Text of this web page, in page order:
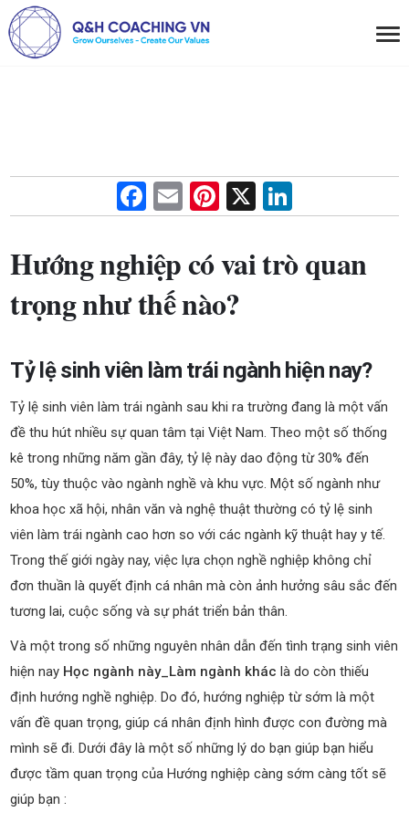
F
a
ce
b
o
k
E
m
ail
Pi
nt
er
es
t
X
n
ke
dI
Hướng nghiệp có vai trò quan
trọng như thế nào?
Tỷ lệ sinh viên làm trái ngành hiện nay?
Tỷ lệ sinh viên làm trái ngành sau khi ra trường đang là một vấn
đề thu hút nhiều sự quan tâm tại Việt Nam. Theo một số thống
kê trong những năm gần đây, tỷ lệ này dao động từ 30% đến
50%, tùy thuộc vào ngành nghề và khu vực. Một số ngành như
khoa học xã hội, nhân văn và nghệ thuật thường có tỷ lệ sinh
viên làm trái ngành cao hơn so với các ngành kỹ thuật hay y tế.
Trong thế giới ngày nay, việc lựa chọn nghề nghiệp không chỉ
đơn thuần là quyết định cá nhân mà còn ảnh hưởng sâu sắc đến
tương lai, cuộc sống và sự phát triển bản thân.
Và một trong số những nguyên nhân dẫn đến tình trạng sinh viên
hiện nay Học ngành này_Làm ngành khác là do còn thiếu
định hướng nghề nghiệp. Do đó, hướng nghiệp từ sớm là một
vấn đề quan trọng, giúp cá nhân định hình được con đường mà
mình sẽ đi. Dưới đây là một số những lý do bạn giúp bạn hiểu
được tầm quan trọng của Hướng nghiệp càng sớm càng tốt sẽ
giúp bạn :